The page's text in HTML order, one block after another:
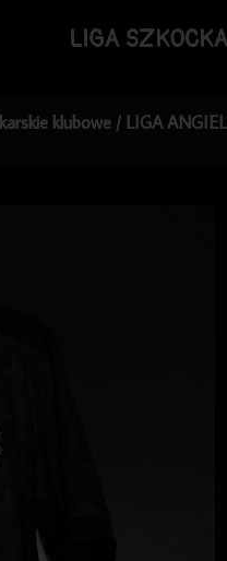
LIGA SZKOCKA
klubowe / LIGA